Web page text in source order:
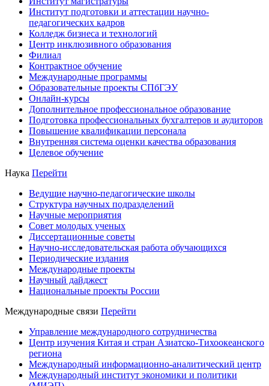
Институт подготовки и аттестации научно-
педагогических кадров
Колледж бизнеса и технологий
Центр инклюзивного образования
Филиал
Контрактное обучение
Международные программы
Образовательные проекты СПбГЭУ
Онлайн-курсы
Дополнительное профессиональное образование
Подготовка профессиональных бухгалтеров и аудиторов
Повышение квалификации персонала
Внутренняя система оценки качества образования
Целевое обучение
Наука Перейти
Ведущие научно-педагогические школы
Структура научных подразделений
Научные мероприятия
Совет молодых ученых
Диссертационные советы
Научно-исследовательская работа обучающихся
Периодические издания
Международные проекты
Научный дайджест
Национальные проекты России
Международные связи Перейти
Управление международного сотрудничества
Центр изучения Китая и стран Азиатско-Тихоокеанского
региона
Международный информационно-аналитический центр
Международный институт экономики и политики